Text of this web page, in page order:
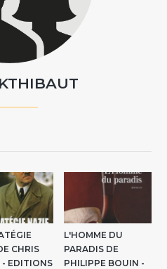
CHRIS
- EDITIONS
L'HOMME DU
PARADIS DE
PHILIPPE BOUIN -